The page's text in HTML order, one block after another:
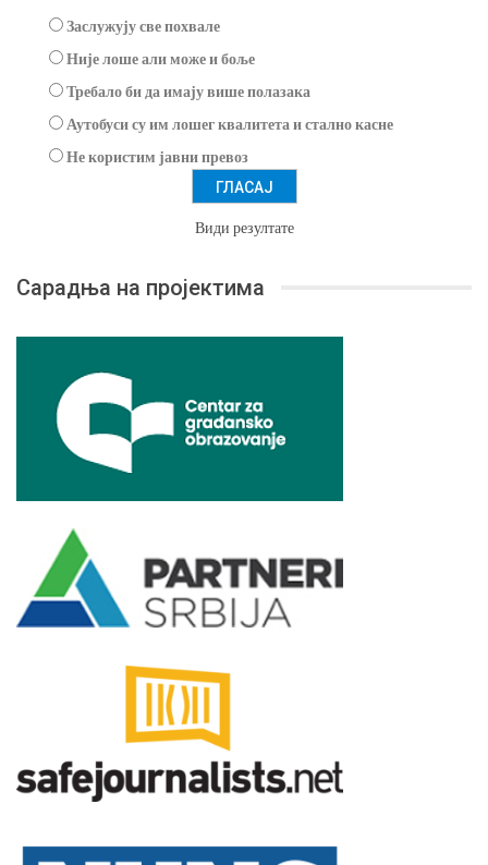
Заслужују све похвале
Није лоше али може и боље
Требало би да имају више полазака
Аутобуси су им лошег квалитета и стално касне
Не користим јавни превоз
Види резултате
Сарадња на пројектима